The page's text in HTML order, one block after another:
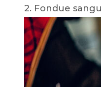
2. Fondue